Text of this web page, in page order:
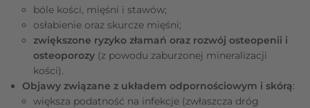
bóle kości, mięśni i stawów;
osłabienie oraz skurcze mięśni;
zwiększone ryzyko złamań oraz rozwój osteopenii i
osteoporozy (z powodu zaburzonej mineralizacji
kości).
Objawy związane z układem odpornościowym i skórą:
większa podatność na infekcje (zwłaszcza dróg